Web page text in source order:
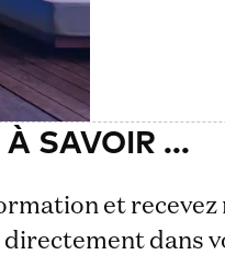
et recevez
dans